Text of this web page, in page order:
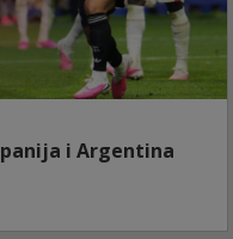
i Argentina